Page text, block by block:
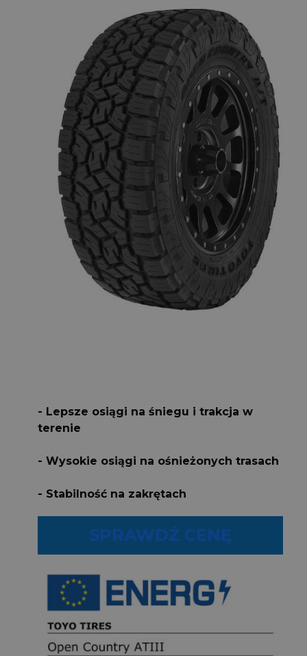
- Lepsze osiągi na śniegu i trakcja w
terenie
- Wysokie osiągi na ośnieżonych trasach
- Stabilność na zakrętach
SPRAWDŹ CENĘ